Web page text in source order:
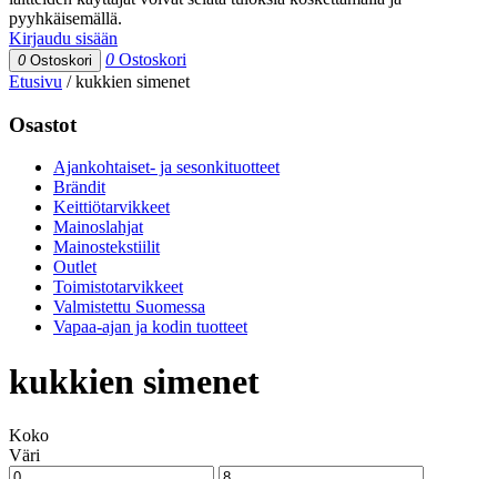
pyyhkäisemällä.
Kirjaudu sisään
0 Ostoskori 0 Ostoskori
Etusivu /kukkien simenet
Osastot
Ajankohtaiset- ja sesonkituotteet
Brändit
Keittiötarvikkeet
Mainoslahjat
Mainostekstiilit
Outlet
Toimistotarvikkeet
Valmistettu Suomessa
Vapaa-ajan ja kodin tuotteet
kukkien simenet
Koko
Väri